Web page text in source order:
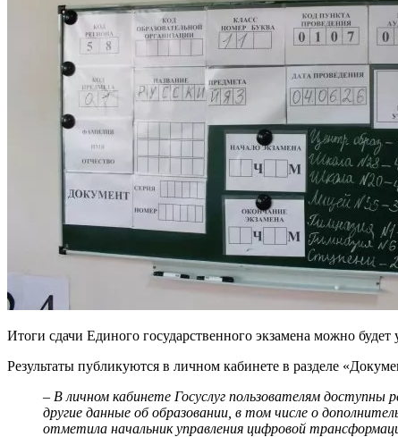
Итоги сдачи Единого государственного экзамена можно
Результаты публикуются в личном кабинете в разделе
– В личном кабинете Госуслуг пользователям
другие данные об образовании, в том числе о
отметила начальник управления цифровой